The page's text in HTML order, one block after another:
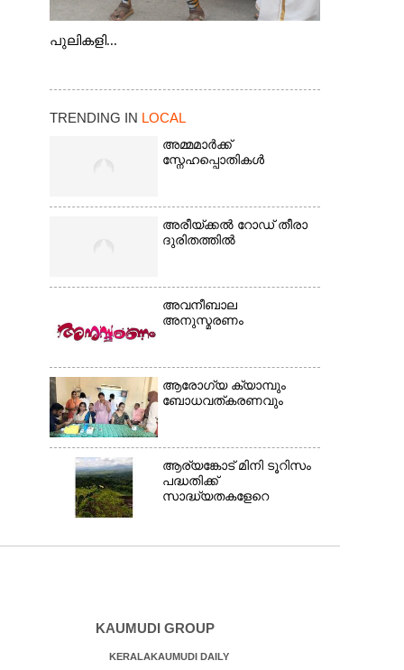
പുലികളി...
TRENDING IN LOCAL
അമ്മമാർക്ക്
സ്നേഹപ്പൊതികൾ
അരീയ്ക്കൽ റോഡ് തീരാ
ദുരിതത്തിൽ
അവനീബാല
അനുസ്മരണം
ആരോഗ്യ ക്യാമ്പും
ബോധവത്കരണവും
ആര്യങ്കോട് മിനി ടൂറിസം
പദ്ധതിക്ക്
സാദ്ധ്യതകളേറെ
KAUMUDI GROUP
KERALAKAUMUDI DAILY